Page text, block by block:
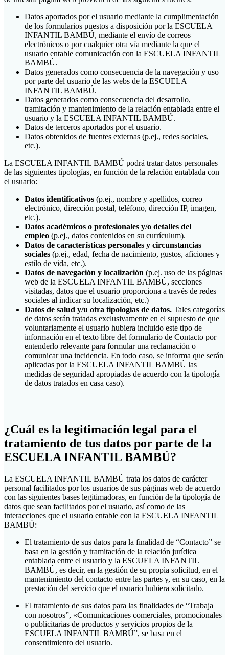
Datos aportados por el usuario mediante la cumplimentación
de los formularios puestos a disposición por la ESCUELA
INFANTIL BAMBÚ, mediante el envío de correos
electrónicos o por cualquier otra vía mediante la que el
usuario entable comunicación con la ESCUELA INFANTIL
BAMBÚ.
Datos generados como consecuencia de la navegación y uso
por parte del usuario de las webs de la ESCUELA
INFANTIL BAMBÚ.
Datos generados como consecuencia del desarrollo,
tramitación y mantenimiento de la relación entablada entre el
usuario y la ESCUELA INFANTIL BAMBÚ.
Datos de terceros aportados por el usuario.
Datos obtenidos de fuentes externas (p.ej., redes sociales,
etc.).
La ESCUELA INFANTIL BAMBÚ podrá tratar datos personales
de las siguientes tipologías, en función de la relación entablada con
el usuario:
Datos identificativos (p.ej., nombre y apellidos, correo
electrónico, dirección postal, teléfono, dirección IP, imagen,
etc.).
Datos académicos o profesionales y/o detalles del
empleo (p.ej., datos contenidos en su currículum).
Datos de características personales y circunstancias
sociales (p.ej., edad, fecha de nacimiento, gustos, aficiones y
estilo de vida, etc.).
Datos de navegación y localización (p.ej. uso de las páginas
web de la ESCUELA INFANTIL BAMBÚ, secciones
visitadas, datos que el usuario proporciona a través de redes
sociales al indicar su localización, etc.)
Datos de salud y/u otra tipologías de datos. Tales categorías
de datos serán tratadas exclusivamente en el supuesto de que
voluntariamente el usuario hubiera incluido este tipo de
información en el texto libre del formulario de Contacto por
entenderlo relevante para formular una reclamación o
comunicar una incidencia. En todo caso, se informa que serán
aplicadas por la ESCUELA INFANTIL BAMBÚ las
medidas de seguridad apropiadas de acuerdo con la tipología
de datos tratados en casa caso).
¿Cuál es la legitimación legal para el
tratamiento de tus datos por parte de la
ESCUELA INFANTIL BAMBÚ?
La ESCUELA INFANTIL BAMBÚ trata los datos de carácter
personal facilitados por los usuarios de sus páginas web de acuerdo
con las siguientes bases legitimadoras, en función de la tipología de
datos que sean facilitados por el usuario, así como de las
interacciones que el usuario entable con la ESCUELA INFANTIL
BAMBÚ:
El tratamiento de sus datos para la finalidad de “Contacto” se
basa en la gestión y tramitación de la relación jurídica
entablada entre el usuario y la ESCUELA INFANTIL
BAMBÚ, es decir, en la gestión de su propia solicitud, en el
mantenimiento del contacto entre las partes y, en su caso, en la
prestación del servicio que el usuario hubiera solicitado.
El tratamiento de sus datos para las finalidades de “Trabaja
con nosotros”, «Comunicaciones comerciales, promocionales
o publicitarias de productos y servicios propios de la
ESCUELA INFANTIL BAMBÚ”, se basa en el
consentimiento del usuario.